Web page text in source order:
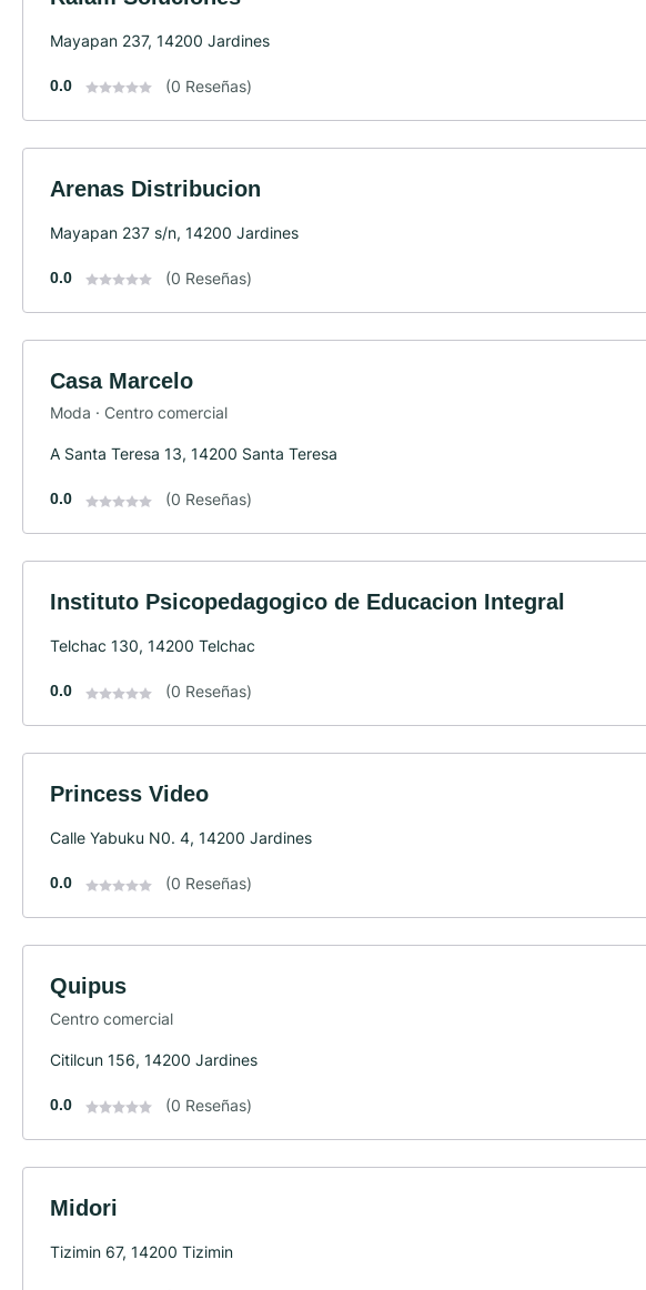
Mayapan 237, 14200 Jardines
0.0 (0 Reseñas)
Arenas Distribucion
Mayapan 237 s/n, 14200 Jardines
0.0 (0 Reseñas)
Casa Marcelo
Moda · Centro comercial
A Santa Teresa 13, 14200 Santa Teresa
0.0 (0 Reseñas)
Instituto Psicopedagogico de Educacion Integral
Telchac 130, 14200 Telchac
0.0 (0 Reseñas)
Princess Video
Calle Yabuku N0. 4, 14200 Jardines
0.0 (0 Reseñas)
Quipus
Centro comercial
Citilcun 156, 14200 Jardines
0.0 (0 Reseñas)
Midori
Tizimin 67, 14200 Tizimin